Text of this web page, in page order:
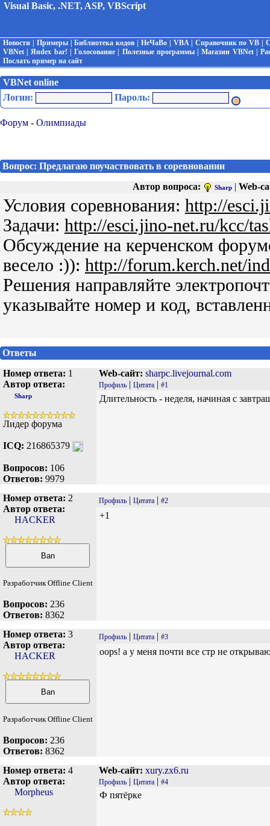
Visual Basic, .NET, ASP, VBScript
Новости Примеры|Библиотека кодов |НеЧаВо VBA| Справочник по VB |
VBNet |Яndex bar! |Голосование Полезные программы|Магазин VBNet|
Послать пример на сайт
VBNet online
Логин:
Пароль:
Форум - Олимпиады
Вопрос: Предлагаю поучаствовать в соревновании
Автор вопроса:
Sharp | Web-
Условия соревнования: http://
Задачи: http://esci.jino-net.ru/kcc/
Обсуждение на керченском
весело :)): http://forum.kerch.net/
Решения направляйте
указывайте номер и код,
Ответы
Номер ответа: 1
Автор ответа:
Sharp
Лидер форума
ICQ: 216865379
Вопросов: 106
Ответов: 9979
Web-сайт: sharpc.livejournal.com
Профиль | Цитата | #1
Длительность - неделя, начиная с
Номер ответа: 2
Автор ответа:
HACKER
Разработчик Offline Client
Вопросов: 236
Ответов: 8362
Профиль | Цитата | #2
+1
Номер ответа: 3
Автор ответа:
HACKER
Разработчик Offline Client
Вопросов: 236
Ответов: 8362
Профиль | Цитата | #3
oops! а у меня почти все стр не
Номер ответа: 4
Автор ответа:
Morpheus
Web-сайт: xury.zx6.ru
Профиль | Цитата | #4
Ф пятёрке